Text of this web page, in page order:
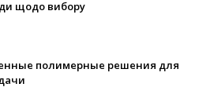
щодо вибору
полимерные решения для